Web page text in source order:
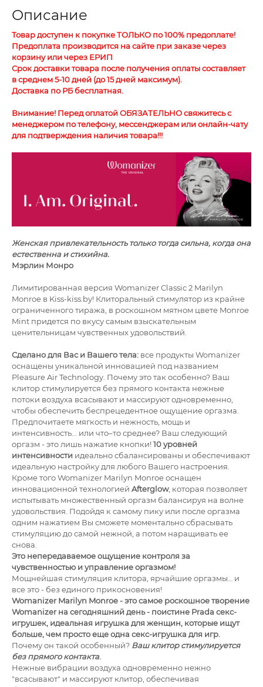
Описание
Товар доступен к покупке ТОЛЬКО по 100% предоплате!
Предоплата производится на сайте при заказе через
корзину или через ЕРИП
Срок доставки товара после получения оплаты составляет
в среднем 5-10 дней (до 15 дней максимум).
Доставка по РБ бесплатная.
Внимание! Перед оплатой ОБЯЗАТЕЛЬНО свяжитесь с
менеджером по телефону, мессенджерам или онлайн-чату
для подтверждения наличия товара!!!
Женская привлекательность только тогда сильна, когда она
естественна и стихийна.
Мэрлин Монро
Лимитированная версия Womanizer Classic 2 Marilyn
Monroe в Kiss-kiss.by! Клиторальный стимулятор из крайне
ограниченного тиража, в роскошном мятном цвете Monroe
Mint придется по вкусу самым взыскательным
ценительницам чувственных удовольствий.
Сделано для Вас и Вашего тела: все продукты Womanizer
оснащены уникальной инновацией под названием
Pleasure Air Technology. Почему это так особенно? Ваш
клитор стимулируется без прямого контакта нежные
потоки воздуха всасывают и массируют одновременно,
чтобы обеспечить беспрецедентное ощущение оргазма.
Предпочитаете мягкость и нежность, мощь и
интенсивность... или что–то среднее? Ваш следующий
оргазм - это лишь нажатие кнопки!10 уровней
интенсивности идеально сбалансированы и обеспечивают
идеальную настройку для любого Вашего настроения.
Кроме того Womanizer Marilyn Monroe оснащен
инновационной технологией Afterglow, которая позволяет
испытывать множественный оргазм балансируя на волне
удовольствия. Подойдя к самому пику или после оргазма
одним нажатием Вы сможете моментально сбрасывать
стимуляцию до самой нежной, а потом наращивать ее
снова.
Это непередаваемое ощущение контроля за
чувственностью и управление оргазмом!
Мощ­нейшая стиму­ляция кли­тора, ярчайшие оргазмы… и
все это - без еди­ного при­кос­но­ве­ния!
Womanizer Marilyn Monroe - это самое роскошное творение
Womanizer на сегодняшний день - поистине Prada секс-
игрушек, идеальная игрушка для женщин, которые ищут
больше, чем просто еще одна секс-игрушка для игр.
Почему он такой особенный? Ваш клитор стимулируется
без прямого контакта.
Нежные вибрации воздуха одновременно нежно
"всасывают" и массируют клитор, обеспечивая